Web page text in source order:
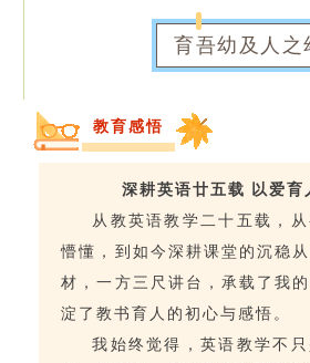
育吾幼及人之
教育感悟
深耕英语廿五载 以爱育
从教英语教学二十五载，
懵懂，到如今深耕课堂的沉稳
材，一方三尺讲台，承载了我
淀了教书育人的初心与感悟。
我始终觉得，英语教学不